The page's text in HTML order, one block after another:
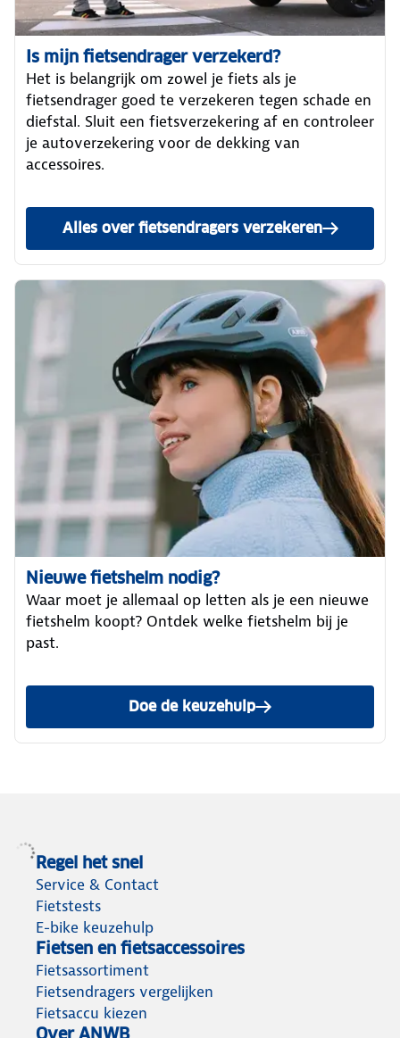
Is mijn fietsendrager verzekerd?
Het is belangrijk om zowel je fiets als je
fietsendrager goed te verzekeren tegen schade en
diefstal. Sluit een fietsverzekering af en controleer
je autoverzekering voor de dekking van
accessoires.
Alles over fietsendragers verzekeren
Nieuwe fietshelm nodig?
Waar moet je allemaal op letten als je een nieuwe
fietshelm koopt? Ontdek welke fietshelm bij je
past.
Doe de keuzehulp
Regel het snel
Service & Contact
Fietstests
E-bike keuzehulp
Fietsen en fietsaccessoires
Fietsassortiment
Fietsendragers vergelijken
Fietsaccu kiezen
Over ANWB